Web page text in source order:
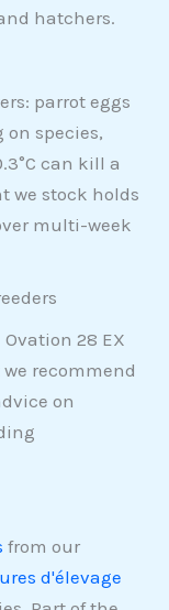
hatchers.
parrot eggs
species,
can kill a
we stock holds
multi-week
28 EX
recommend
on
from our
d'élevage